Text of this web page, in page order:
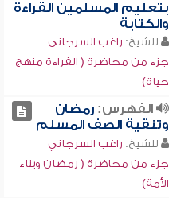
بتعليم المسلمين القراءة
والكتابة
للشيخ: راغب السرجاني
جزء من محاضرة ( القراءة منهج
حياة)
الفهرس:رمضان
وتنقية الصف المسلم
للشيخ: راغب السرجاني
جزء من محاضرة ( رمضان وبناء
الأمة)